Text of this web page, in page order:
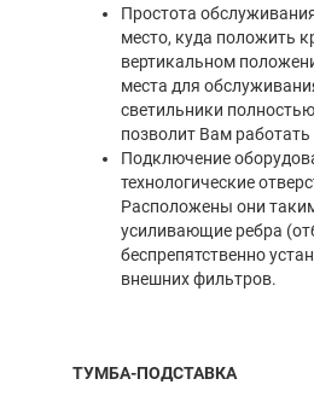
Простота
место, куда положить
вертикальном
места для
светильники
позволит Вам
Подключение
технологические
Расположены они
усиливающие ребра
беспрепятственно
внешних фильтров.
ТУМБА-ПОДСТАВКА